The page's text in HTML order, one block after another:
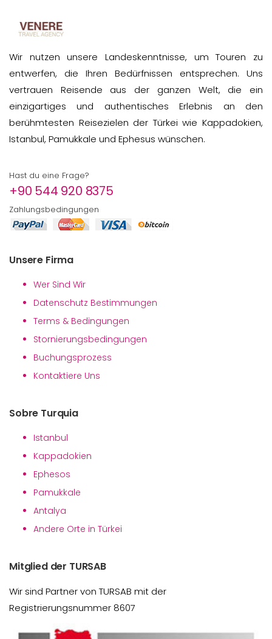
Wir nutzen unsere Landeskenntnisse, um Touren zu
entwerfen, die Ihren Bedürfnissen entsprechen. Uns
vertrauen Reisende aus der ganzen Welt, die ein
einzigartiges und authentisches Erlebnis an den
berühmtesten Reisezielen der Türkei wie Kappadokien,
Istanbul, Pamukkale und Ephesus wünschen.
Hast du eine Frage?
+90 544 920 8375
Zahlungsbedingungen
Unsere Firma
Wer Sind Wir
Datenschutz Bestimmungen
Terms & Bedingungen
Stornierungsbedingungen
Buchungsprozess
Kontaktiere Uns
Sobre Turquia
Istanbul
Kappadokien
Ephesos
Pamukkale
Antalya
Andere Orte in Türkei
Mitglied der TURSAB
Wir sind Partner von TURSAB mit der
Registrierungsnummer 8607